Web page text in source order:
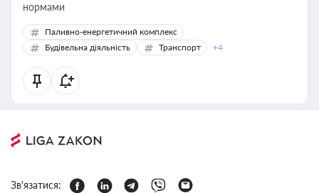
нормами
Паливно-енергетичний комплекс
Будівельна діяльність
Транспорт +4
Зв'язатися: